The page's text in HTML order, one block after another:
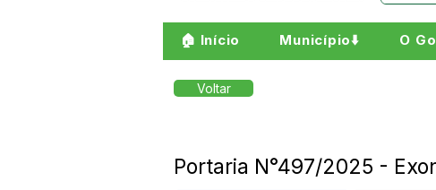
🏠 Início Município⬇️ O
Voltar
Portaria N°497/2025 -